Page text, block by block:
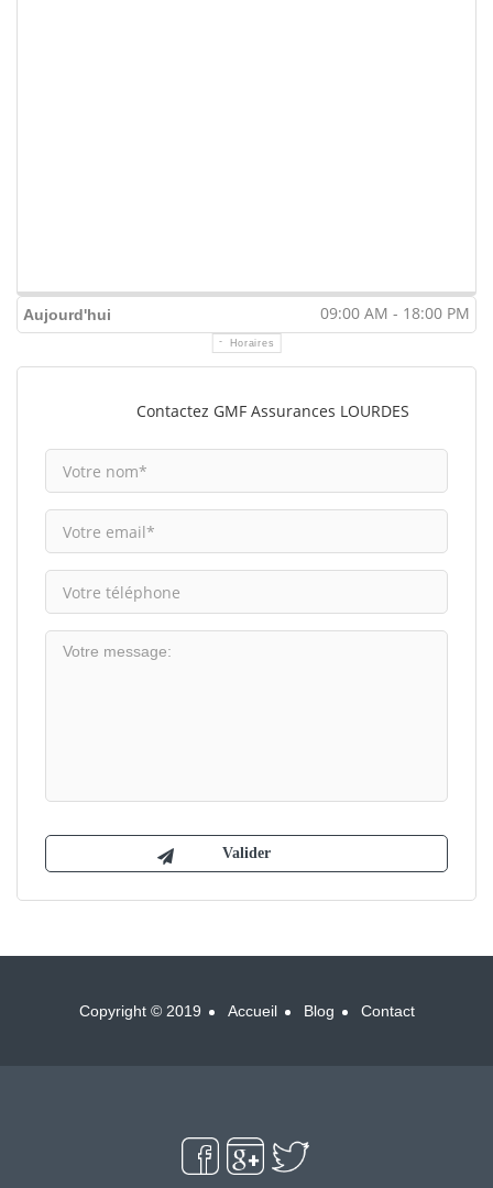
Aujourd'hui 09:00 AM - 18:00 PM
Horaires
Contactez GMF Assurances LOURDES
Copyright © 2019 Accueil Blog Contact